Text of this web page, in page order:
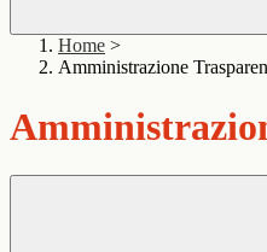
Home >
Amministrazione